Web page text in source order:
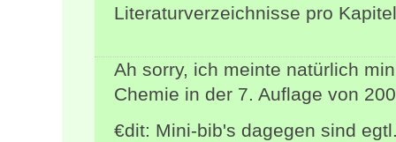
Literaturverzeichnisse pro
Ah sorry, ich meinte natürlich
Chemie in der 7. Auflage von
€dit: Mini-bib's dagegen sind